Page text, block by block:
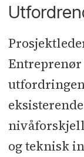
og teknisk